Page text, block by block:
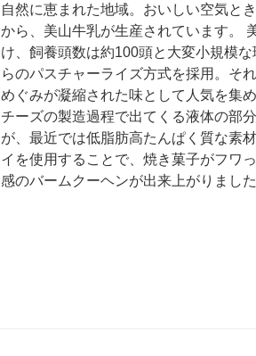
自然に恵まれた地域。おいしい空気と
から、美山牛乳が生産されています。
け、飼養頭数は約100頭と大変小規模
らのパスチャーライズ方式を採用。そ
めぐみが凝縮された味として人気を集
チーズの製造過程で出てくる液体の部
が、最近では低脂肪高たんぱく質な素
イを使用することで、焼き菓子がフワ
感のバームクーヘンが出来上がりました